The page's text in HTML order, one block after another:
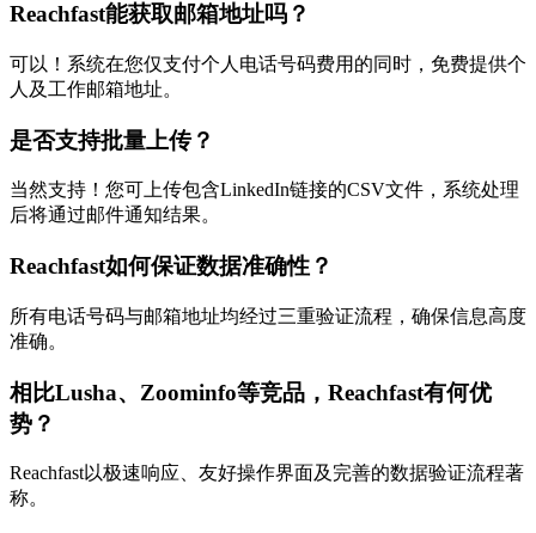
Reachfast能获取邮箱地址吗？
可以！系统在您仅支付个人电话号码费用的同时，免费提供个
人及工作邮箱地址。
是否支持批量上传？
当然支持！您可上传包含LinkedIn链接的CSV文件，系统处理
后将通过邮件通知结果。
Reachfast如何保证数据准确性？
所有电话号码与邮箱地址均经过三重验证流程，确保信息高度
准确。
相比Lusha、Zoominfo等竞品，Reachfast有何优
势？
Reachfast以极速响应、友好操作界面及完善的数据验证流程著
称。